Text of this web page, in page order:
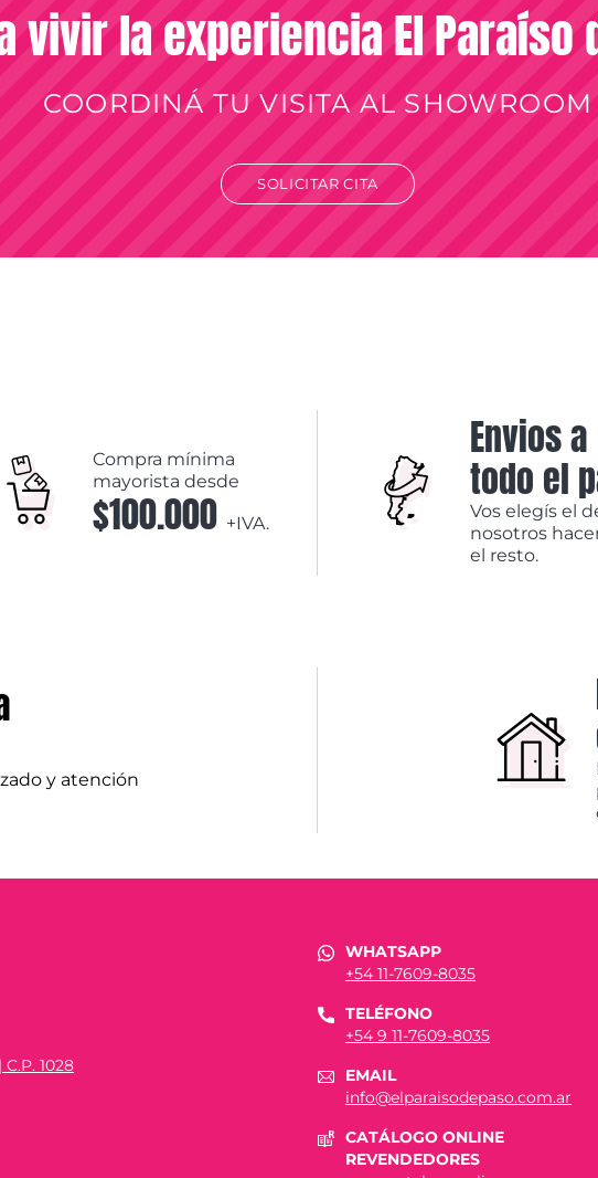
vivir la experiencia El Paraíso
COORDINÁ TU VISITA AL SHOWROOM
SOLICITAR CITA
Compra mínima
mayorista desde
$100.000 +IVA.
Envios a
todo el
Vos elegís el
nosotros
el resto.
y atención
1028
WHATSAPP
+54 11-7609-8035
TELÉFONO
+54 9 11-7609-8035
EMAIL
info@elparaisodepaso.com.ar
CATÁLOGO ONLINE
REVENDEDORES